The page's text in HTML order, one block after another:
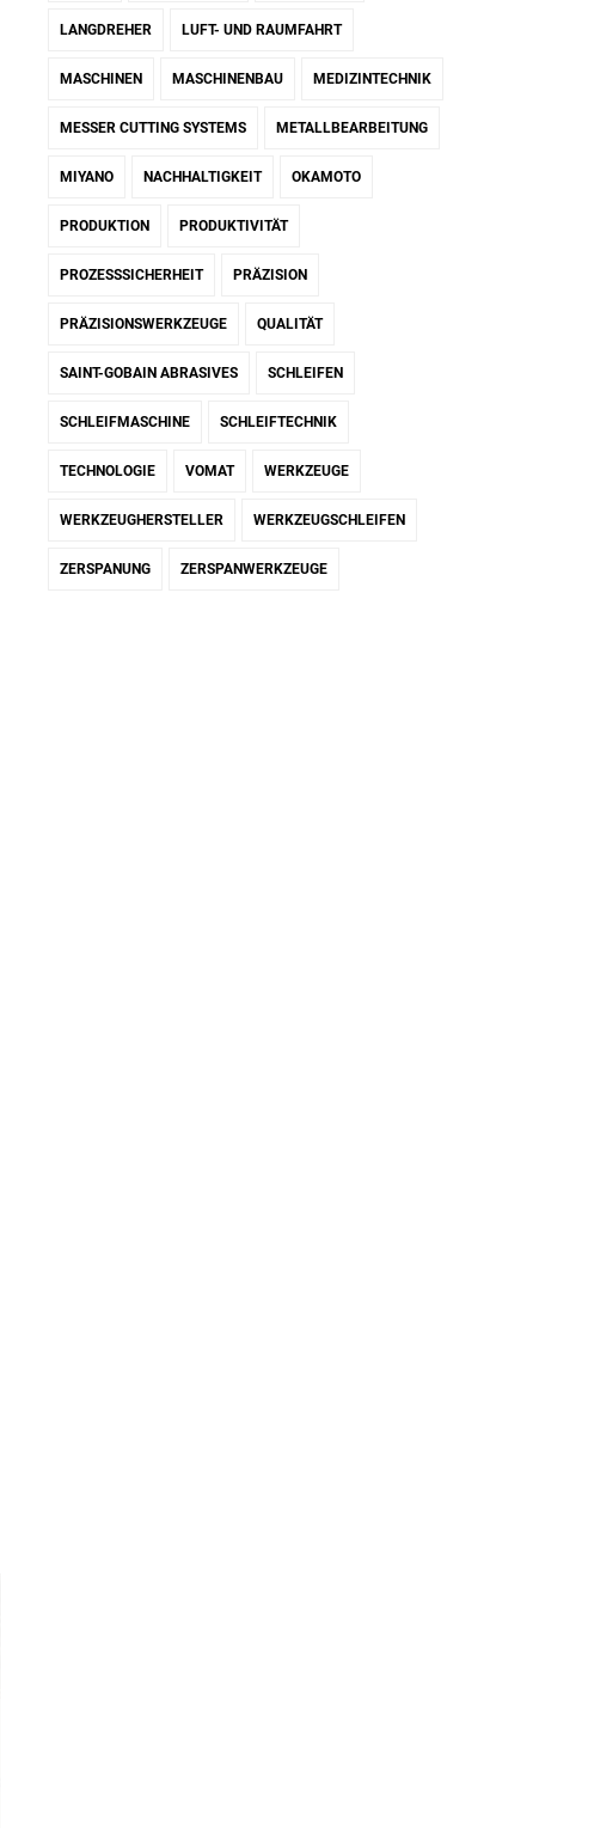
LANGDREHER LUFT- UND RAUMFAHRT
MASCHINEN MASCHINENBAU MEDIZINTECHNIK
MESSER CUTTING SYSTEMS METALLBEARBEITUNG
MIYANO NACHHALTIGKEIT OKAMOTO
PRODUKTION PRODUKTIVITÄT
PROZESSSICHERHEIT PRÄZISION
PRÄZISIONSWERKZEUGE QUALITÄT
SAINT-GOBAIN ABRASIVES SCHLEIFEN
SCHLEIFMASCHINE SCHLEIFTECHNIK
TECHNOLOGIE VOMAT WERKZEUGE
WERKZEUGHERSTELLER WERKZEUGSCHLEIFEN
ZERSPANUNG ZERSPANWERKZEUGE